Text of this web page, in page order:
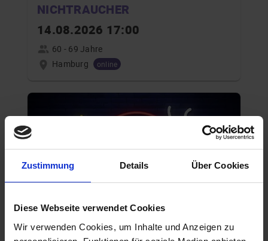
Zustimmung Details Über Cookies
Diese Webseite verwendet Cookies
Wir verwenden Cookies, um Inhalte und Anzeigen zu
NICHTRAUCHER
14.08.2026 17:00
60 - 69 Jahre
Hamburg
online
NICHTRAUCHER